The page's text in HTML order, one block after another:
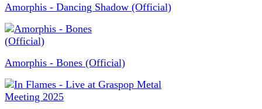
Amorphis - Dancing Shadow (Official)
Amorphis - Bones (Official)